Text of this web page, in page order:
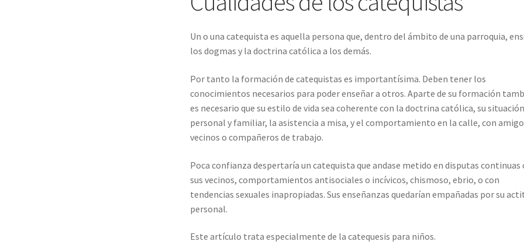
Un o una catequista es aquella persona que, dentro del ámbito de una parroquia,
los dogmas y la doctrina católica a los demás.
Por tanto la formación de catequistas es importantísima. Deben tener los
conocimientos necesarios para poder enseñar a otros. Aparte de su formación
es necesario que su estilo de vida sea coherente con la doctrina católica, su situación
personal y familiar, la asistencia a misa, y el comportamiento en la calle, con
vecinos o compañeros de trabajo.
Poca confianza despertaría un catequista que andase metido en disputas continuas
sus vecinos, comportamientos antisociales o incívicos, chismoso, ebrio, o con
tendencias sexuales inapropiadas. Sus enseñanzas quedarían empañadas por su
personal.
Este artículo trata especialmente de la catequesis para niños.